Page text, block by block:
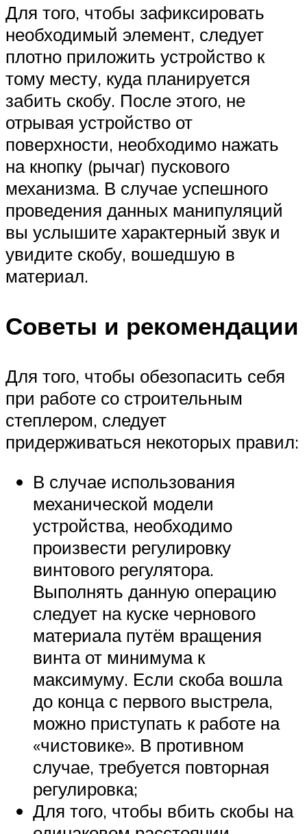
Для того, чтобы зафиксировать
необходимый элемент, следует
плотно приложить устройство к
тому месту, куда планируется
забить скобу. После этого, не
отрывая устройство от
поверхности, необходимо нажать
на кнопку (рычаг) пускового
механизма. В случае успешного
проведения данных манипуляций
вы услышите характерный звук и
увидите скобу, вошедшую в
материал.
Советы и рекомендации
Для того, чтобы обезопасить себя
при работе со строительным
степлером, следует
придерживаться некоторых правил:
В случае использования
механической модели
устройства, необходимо
произвести регулировку
винтового регулятора.
Выполнять данную операцию
следует на куске чернового
материала путём вращения
винта от минимума к
максимуму. Если скоба вошла
до конца с первого выстрела,
можно приступать к работе на
«чистовике». В противном
случае, требуется повторная
регулировка;
Для того, чтобы вбить скобы на